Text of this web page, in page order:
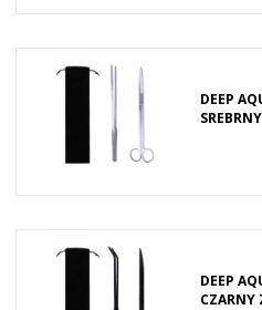
DEEP
DEEP
CZARNY